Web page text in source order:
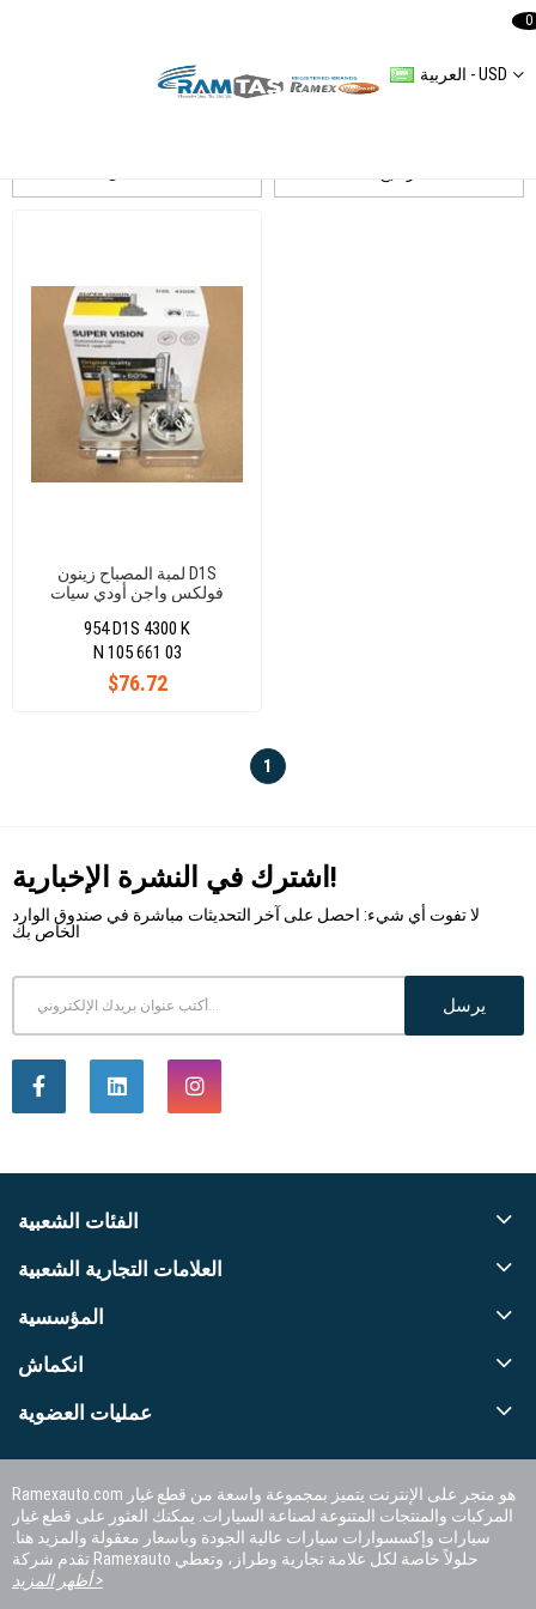
العربية - USD
0
لمبة المصباح زينون D1S
فولكس واجن أودي سيات
skoda
954 D1S 4300 K
$76.72
N 105 661 03
1
اشترك في النشرة الإخبارية!
لا تفوت أي شيء: احصل على آخر التحديثات مباشرة في صندوق الوارد
الخاص بك
يرسل
الفئات الشعبية
العلامات التجارية الشعبية
المؤسسية
انكماش
عمليات العضوية
Ramexauto.com هو متجر على الإنترنت يتميز بمجموعة واسعة من قطع غيار
المركبات والمنتجات المتنوعة لصناعة السيارات. يمكنك العثور على قطع غيار
سيارات وإكسسوارات سيارات عالية الجودة وبأسعار معقولة والمزيد هنا.
تقدم شركة Ramexauto حلولاً خاصة لكل علامة تجارية وطراز، وتعطي
أظهر المزيد >